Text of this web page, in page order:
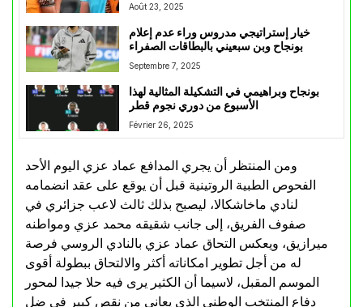
Août 23, 2025
خيار إستراتيجي مدروس وراء عدم إعلام
بونجاح وبن سبعيني بالبطاقات الصفراء
Septembre 7, 2025
بونجاح وبراهيمي في التشكيلة المثالية لهذا
الأسبوع من دوري نجوم قطر
Février 26, 2025
ومن المنتظر أن يجري المدافع عماد عزي اليوم الأحد
الفحوص الطبية الروتينية قبل أن يوقع على عقد انضمامه
لنادي ماخاشكالا، ليصبح بذلك ثالث لاعب جزائري في
صفوف الفريق، إلى جانب شقيقه محمد عزي ومواطنه
ميرازيق، ويعكس التحاق عماد عزي بالنادي الروسي فرصة
له من أجل تطوير امكاناته أكثر والالتحاق ببطولة أقوى
الموسم المقبل، لاسيما أن الكثير يرى فيه حلا جيدا لمحور
دفاع المنتخب الوطني الذي يعاني من نقص كبير في ضل